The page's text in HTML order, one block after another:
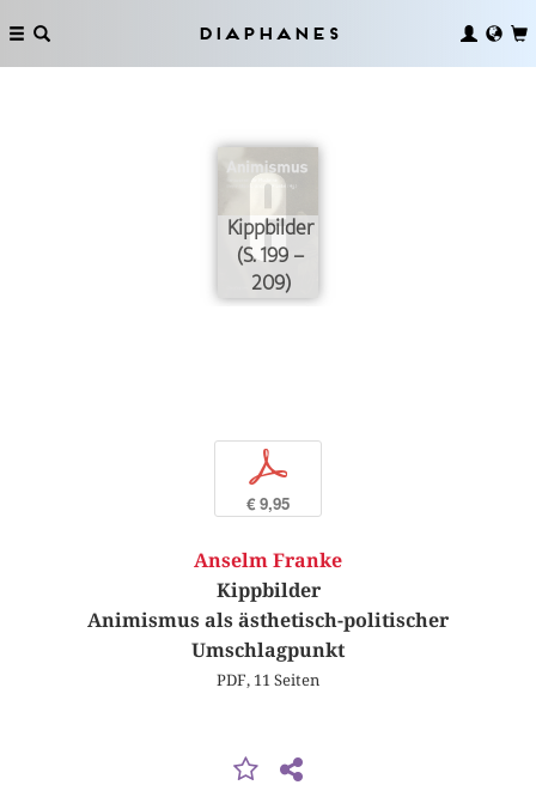
Diaphanes
Kippbilder
(S. 199 –
209)
p
€ 9,95
Anselm Franke
Kippbilder
Animismus als ästhetisch-politischer
Umschlagpunkt
PDF, 11 Seiten